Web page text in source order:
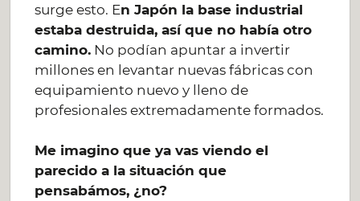
surge esto. En Japón la base industrial
estaba destruida, así que no había otro
camino. No podían apuntar a invertir
millones en levantar nuevas fábricas con
equipamiento nuevo y lleno de
profesionales extremadamente formados.
Me imagino que ya vas viendo el
parecido a la situación que
pensabámos, ¿no?